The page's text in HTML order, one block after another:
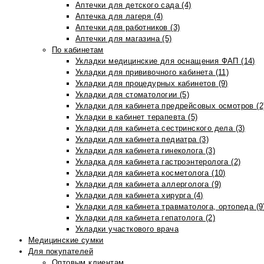
Аптечки для детского сада (4)
Аптечка для лагеря (4)
Аптечки для работников (3)
Аптечки для магазина (5)
По кабинетам
Укладки медицинские для оснащения ФАП (14)
Укладки для прививочного кабинета (11)
Укладки для процедурных кабинетов (9)
Укладки для стоматологии (5)
Укладки для кабинета предрейсовых осмотров
Укладки в кабинет терапевта (5)
Укладки для кабинета сестринского дела (3)
Укладки для кабинета педиатра (3)
Укладки для кабинета гинеколога (3)
Укладка для кабинета гастроэнтеролога (2)
Укладки для кабинета косметолога (10)
Укладки для кабинета аллерголога (9)
Укладки для кабинета хирурга (4)
Укладки для кабинета травматолога, ортопеда
Укладки для кабинета гепатолога (2)
Укладки участкового врача
Медицинские сумки
Для покупателей